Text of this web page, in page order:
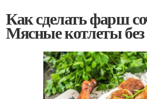
Как сделать фарш
Мясные котлеты